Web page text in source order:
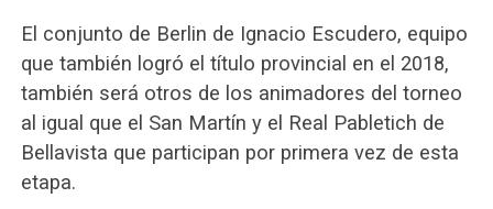
El conjunto de Berlin de Ignacio Escudero, equipo
que también logró el título provincial en el 2018,
también será otros de los animadores del torneo
al igual que el San Martín y el Real Pabletich de
Bellavista que participan por primera vez de esta
etapa.